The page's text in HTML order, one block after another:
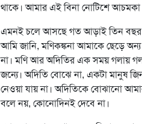
থাকে। আমার এই বিনা নোটিশে
এমনই চলে আসছে গত আড়াই তিন বছর।
আমি জানি, মণিকঙ্কনা আমাকে ছেড়ে
না। মণি আর অদিতির এক সময় গলায়
জন্যে। অদিতি বোঝে না, একটা মানুষ
নেওয়া যায় না। অদিতিকে বোঝানো
বলে নয়, কোনোদিনই দেবে না।